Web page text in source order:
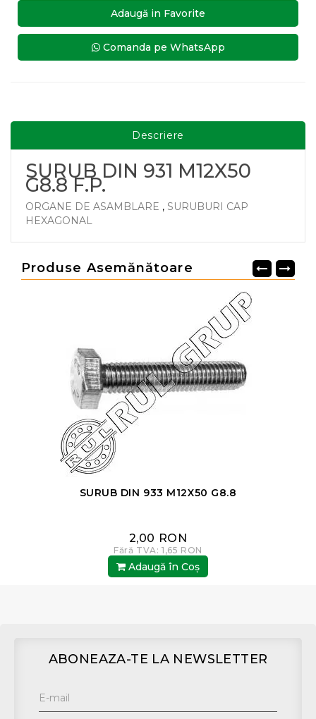
Adaugă in Favorite
Comanda pe WhatsApp
Descriere
SURUB DIN 931 M12X50
G8.8 F.P.
ORGANE DE ASAMBLARE , SURUBURI CAP
HEXAGONAL
Produse Asemănătoare
SURUB DIN 933 M12X50 G8.8
2,00 RON
Fără TVA: 1,65 RON
Adaugă în Coş
ABONEAZA-TE LA NEWSLETTER